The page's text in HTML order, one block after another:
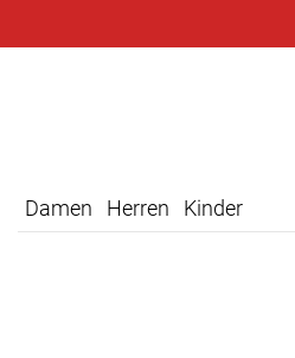
Damen Herren Kinder